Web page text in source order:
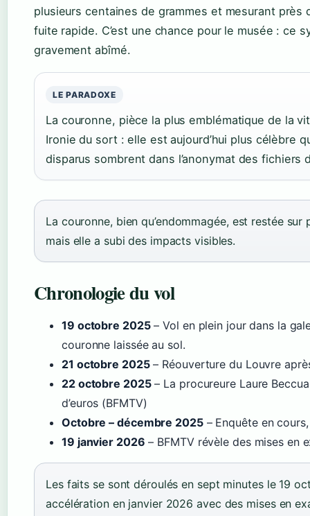
plusieurs centaines de grammes et mesurant près
fuite rapide. C’est une chance pour le musée : ce
gravement abîmé.
LE PARADOXE
La couronne, pièce la plus emblématique de la
Ironie du sort : elle est aujourd’hui plus célèbre
disparus sombrent dans l’anonymat des fichiers
La couronne, bien qu’endommagée, est restée
mais elle a subi des impacts visibles.
Chronologie du vol
19 octobre 2025– Vol en plein jour dans la
couronne laissée au sol.
21 octobre 2025– Réouverture du Louvre
22 octobre 2025– La procureure Laure
d’euros (BFMTV)
Octobre – décembre 2025– Enquête en
19 janvier 2026 – BFMTV révèle des mises en
Les faits se sont déroulés en sept minutes le 19
accélération en janvier 2026 avec des mises en